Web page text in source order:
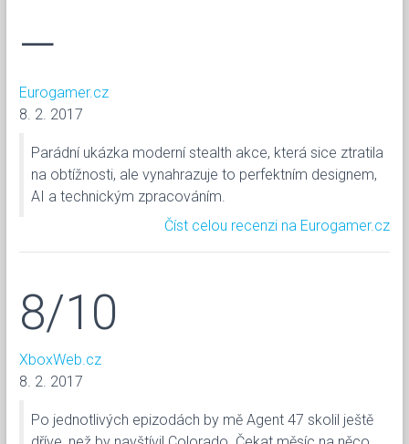
—
Eurogamer.cz
8. 2. 2017
Parádní ukázka moderní stealth akce, která sice ztratila
na obtížnosti, ale vynahrazuje to perfektním designem,
AI a technickým zpracováním.
Číst celou recenzi na Eurogamer.cz
8/10
XboxWeb.cz
8. 2. 2017
Po jednotlivých epizodách by mě Agent 47 skolil ještě